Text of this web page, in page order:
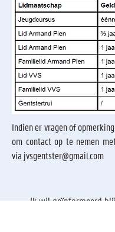
Indien er vragen of
om contact op te nemen
via jvsgentster@gmail.com
Ik wil geïnformeerd